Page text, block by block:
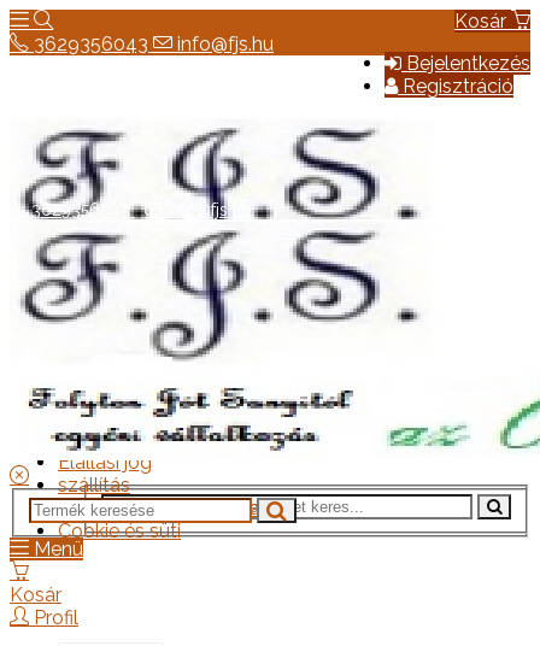
Kosár
Bejelentkezés
Regisztráció
3629356043 info@fjs.hu
Hírek
Elérhetőség
Általános szerződési feltételek
Elállási jog
szállítás
Adatkezelési tájékoztató
Cookie és süti
3629356043 info@fjs.hu
Menü
Kosár
Profil